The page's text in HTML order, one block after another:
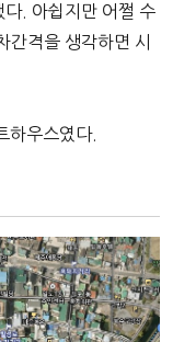
. 아쉽지만 어쩔 수
간격을 생각하면 시
하우스였다.